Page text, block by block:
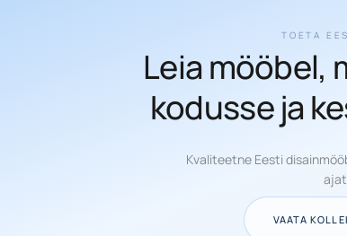
TOETA
Leia mööbel,
kodusse ja
Kvaliteetne Eesti
VAATA